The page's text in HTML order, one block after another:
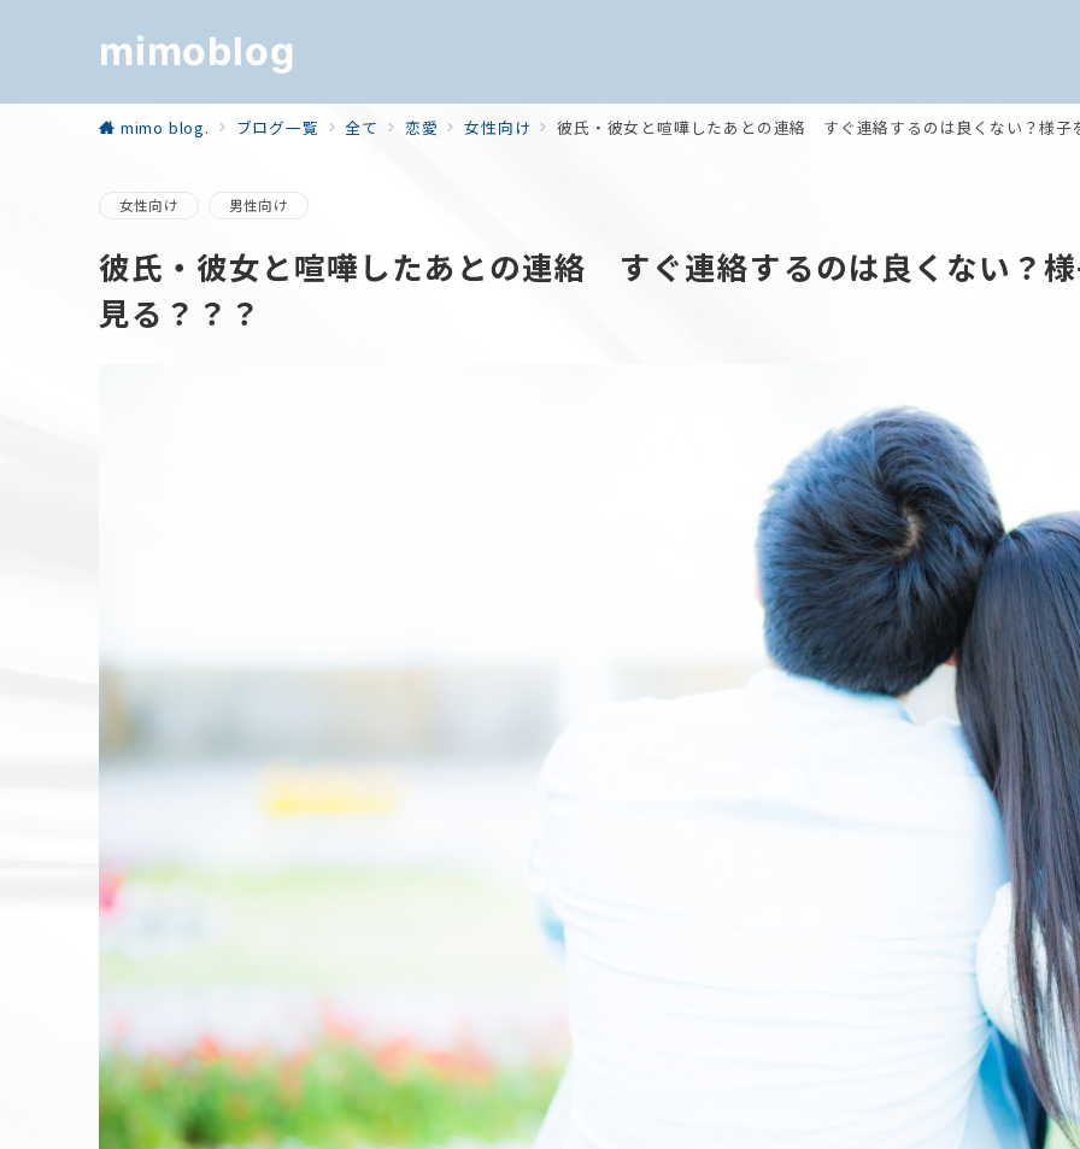
mimoblog
mimo blog. ブログ一覧 全て 恋愛 女性向け 彼氏・彼女と喧嘩したあとの連絡 すぐ連絡するのは良くない？様
女性向け 男性向け
彼氏・彼女と喧嘩したあとの連絡 すぐ連絡するのは良くない
見る？？？